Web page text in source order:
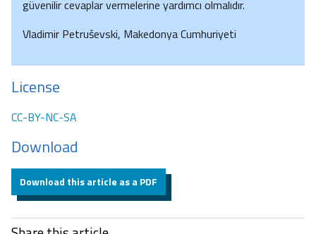
güvenilir cevaplar vermelerine yardımcı olmalıdır.
Vladimir Petruševski, Makedonya Cumhuriyeti
License
CC-BY-NC-SA
Download
Download this article as a PDF